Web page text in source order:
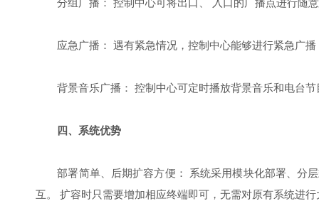
分组广播： 控制中心可将出口、 入口的广播点进行随
应急广播： 遇有紧急情况，控制中心能够进行紧急广播
背景音乐广播： 控制中心可定时播放背景音乐和电台节
四、系统优势
部署简单、后期扩容方便： 系统采用模块化部署、分层
互。 扩容时只需要增加相应终端即可，无需对原有系统进